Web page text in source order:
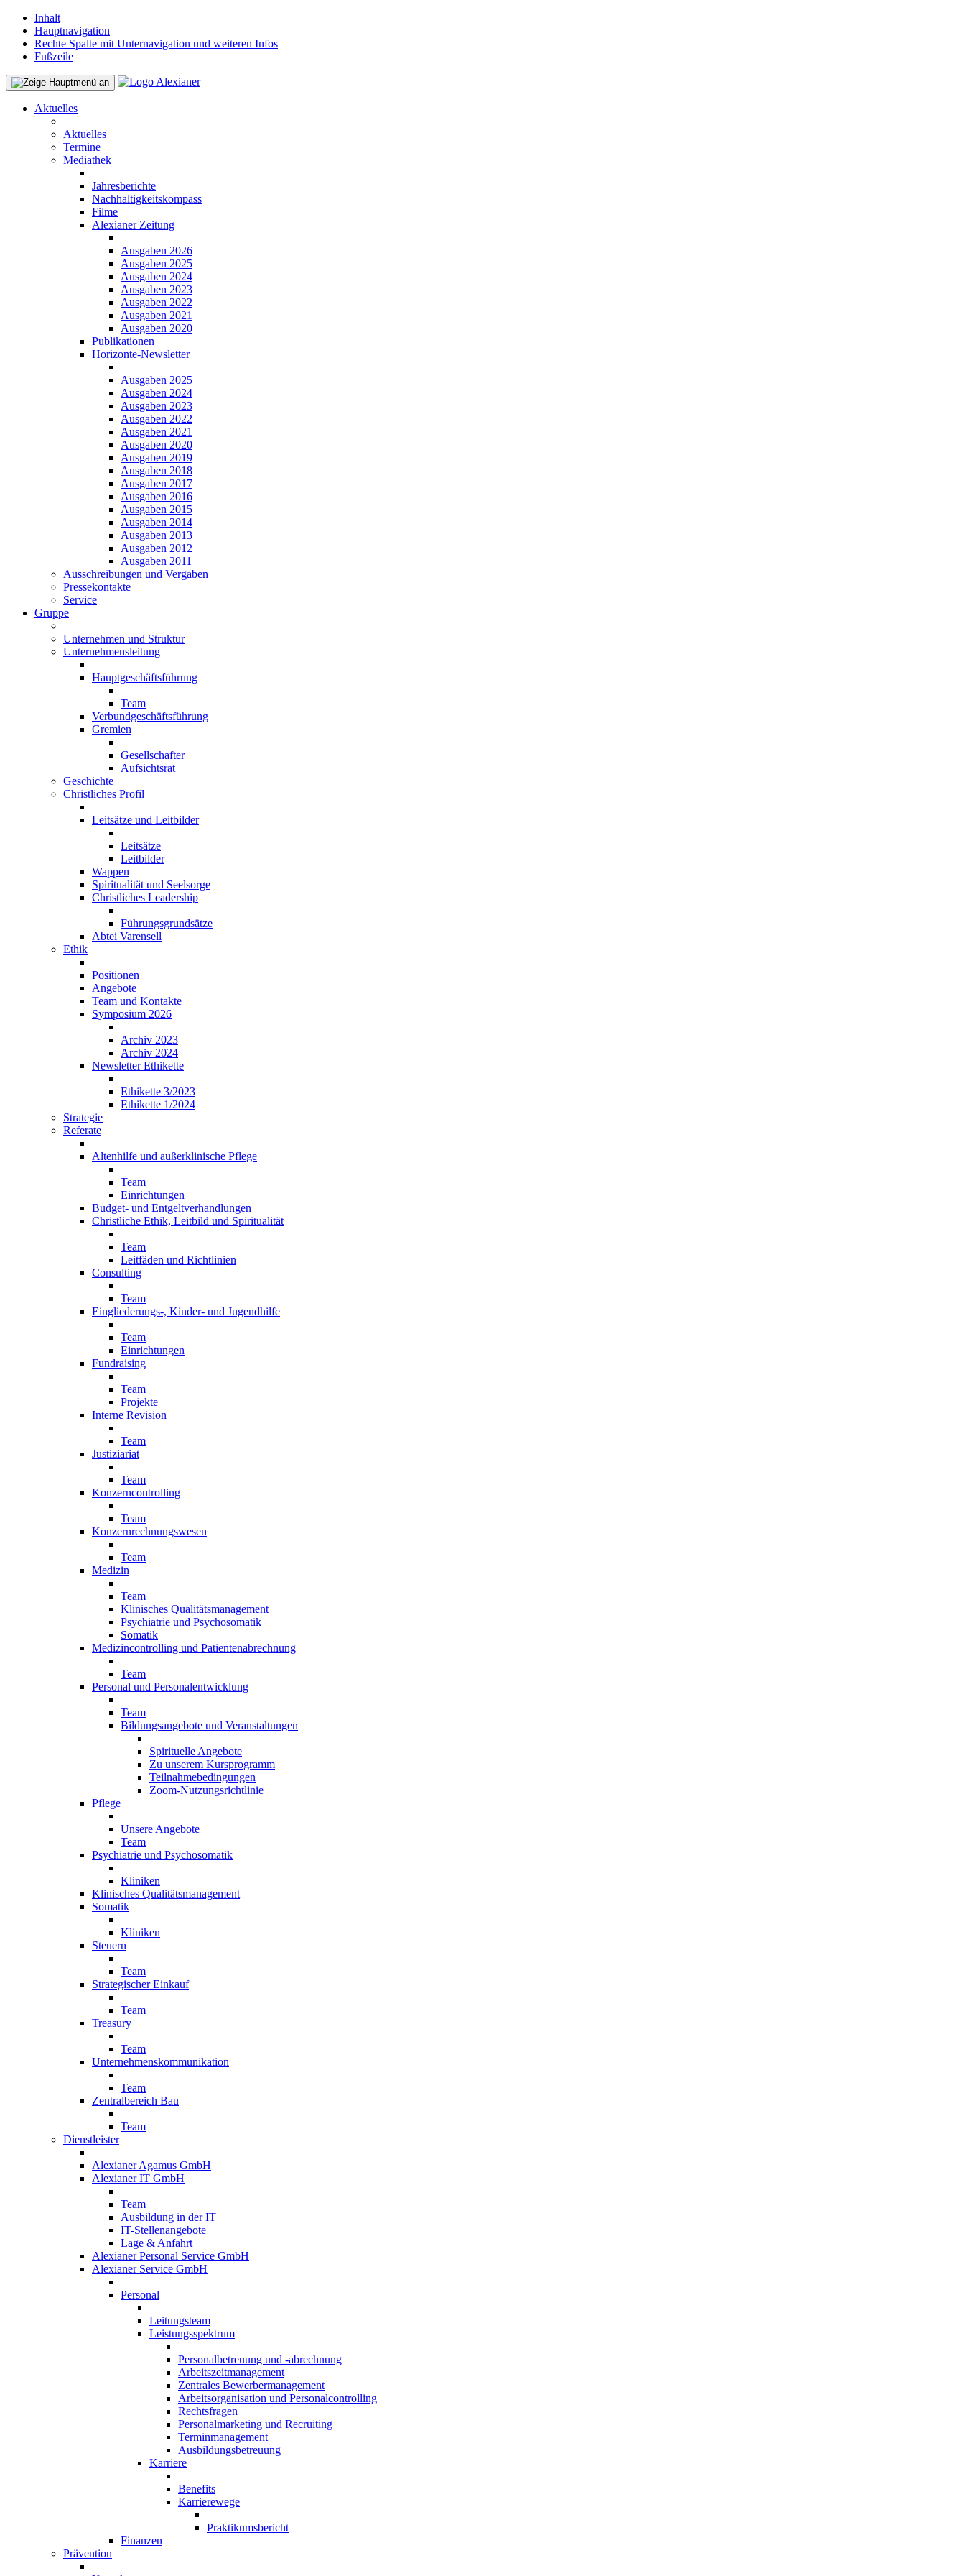
Inhalt
Hauptnavigation
Rechte Spalte mit Unternavigation und weiteren Infos
Fußzeile
Aktuelles
Aktuelles
Termine
Mediathek
Jahresberichte
Nachhaltigkeitskompass
Filme
Alexianer Zeitung
Ausgaben 2026
Ausgaben 2025
Ausgaben 2024
Ausgaben 2023
Ausgaben 2022
Ausgaben 2021
Ausgaben 2020
Publikationen
Horizonte-Newsletter
Ausgaben 2025
Ausgaben 2024
Ausgaben 2023
Ausgaben 2022
Ausgaben 2021
Ausgaben 2020
Ausgaben 2019
Ausgaben 2018
Ausgaben 2017
Ausgaben 2016
Ausgaben 2015
Ausgaben 2014
Ausgaben 2013
Ausgaben 2012
Ausgaben 2011
Ausschreibungen und Vergaben
Pressekontakte
Service
Gruppe
Unternehmen und Struktur
Unternehmensleitung
Hauptgeschäftsführung
Team
Verbundgeschäftsführung
Gremien
Gesellschafter
Aufsichtsrat
Geschichte
Christliches Profil
Leitsätze und Leitbilder
Leitsätze
Leitbilder
Wappen
Spiritualität und Seelsorge
Christliches Leadership
Führungsgrundsätze
Abtei Varensell
Ethik
Positionen
Angebote
Team und Kontakte
Symposium 2026
Archiv 2023
Archiv 2024
Newsletter Ethikette
Ethikette 3/2023
Ethikette 1/2024
Strategie
Referate
Altenhilfe und außerklinische Pflege
Team
Einrichtungen
Budget- und Entgeltverhandlungen
Christliche Ethik, Leitbild und Spiritualität
Team
Leitfäden und Richtlinien
Consulting
Team
Eingliederungs-, Kinder- und Jugendhilfe
Team
Einrichtungen
Fundraising
Team
Projekte
Interne Revision
Team
Justiziariat
Team
Konzerncontrolling
Team
Konzernrechnungswesen
Team
Medizin
Team
Klinisches Qualitätsmanagement
Psychiatrie und Psychosomatik
Somatik
Medizincontrolling und Patientenabrechnung
Team
Personal und Personalentwicklung
Team
Bildungsangebote und Veranstaltungen
Spirituelle Angebote
Zu unserem Kursprogramm
Teilnahmebedingungen
Zoom-Nutzungsrichtlinie
Pflege
Unsere Angebote
Team
Psychiatrie und Psychosomatik
Kliniken
Klinisches Qualitätsmanagement
Somatik
Kliniken
Steuern
Team
Strategischer Einkauf
Team
Treasury
Team
Unternehmenskommunikation
Team
Zentralbereich Bau
Team
Dienstleister
Alexianer Agamus GmbH
Alexianer IT GmbH
Team
Ausbildung in der IT
IT-Stellenangebote
Lage & Anfahrt
Alexianer Personal Service GmbH
Alexianer Service GmbH
Personal
Leitungsteam
Leistungsspektrum
Personalbetreuung und -abrechnung
Arbeitszeitmanagement
Zentrales Bewerbermanagement
Arbeitsorganisation und Personalcontrolling
Rechtsfragen
Personalmarketing und Recruiting
Terminmanagement
Ausbildungsbetreuung
Karriere
Benefits
Karrierewege
Praktikumsbericht
Finanzen
Prävention